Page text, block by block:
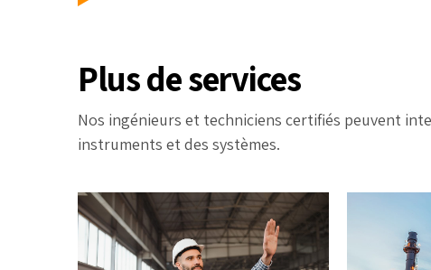
Plus de services
Nos ingénieurs et techniciens certifiés peuvent
instruments et des systèmes.